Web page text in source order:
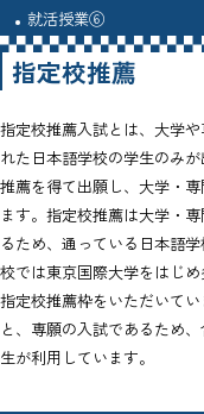
就活授業⑥
指定校推薦
指定校推薦入試とは、大学
れた日本語学校の学生のみ
推薦を得て出願し、大学・
ます。指定校推薦は大学・
るため、通っている日本語
校では東京国際大学をはじ
指定校推薦枠をいただいて
と、専願の入試であるため
生が利用しています。